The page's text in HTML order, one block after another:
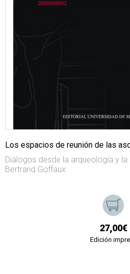
Los espacios de reunión de las
Diálogos desde la arqueología y
Bertrand Goffaux
27,00€
Edición